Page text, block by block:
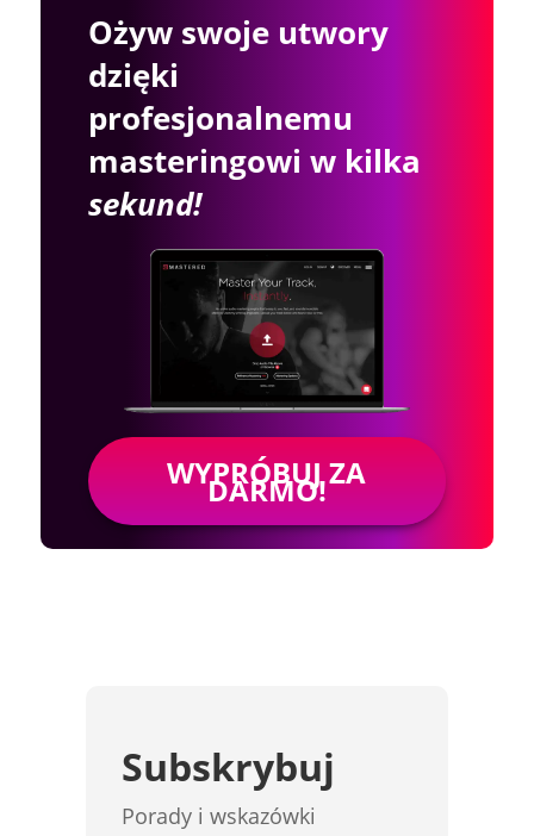
Ożyw swoje utwory
dzięki
profesjonalnemu
masteringowi w kilka
sekund!
WYPRÓBUJ ZA
DARMO!
Subskrybuj
Porady i wskazówki